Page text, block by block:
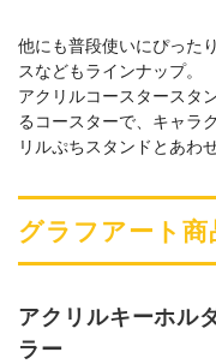
他にも普段使いにぴった
スなどもラインナップ。
アクリルコースタースタ
るコースターで、キャラ
リルぷちスタンドとあわ
グラフアート商
アクリルキーホル
ラー